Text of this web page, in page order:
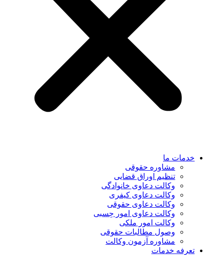
خدمات ما
مشاوره حقوقی
تنظیم اوراق قضایی
وکالت دعاوی خانوادگی
وکالت دعاوی کیفری
وکالت دعاوی حقوقی
وکالت دعاوی امور حِسبی
وکالت امور ملکی
وصول مطالبات حقوقی
مشاوره آزمون وکالت
تعرفه خدمات